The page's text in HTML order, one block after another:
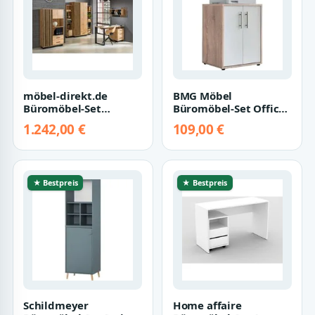
möbel-direkt.de
Büromöbel-Set
und Schwarz matt,…
1.242,00 €
BMG Möbel
Büromöbel-Set Office
Sonoma Eiche / Weiß
109,00 €
★ Bestpreis
Schildmeyer
★ Bestpreis
Home affaire